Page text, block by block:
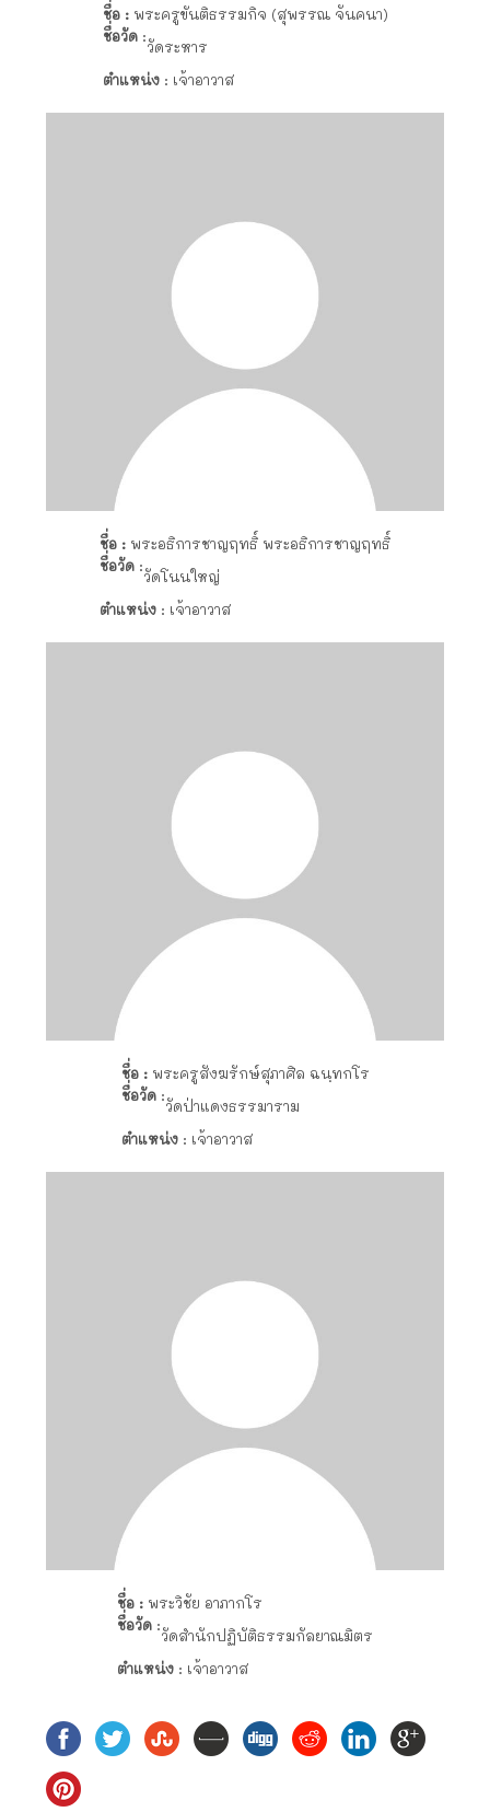
ชื่อ :พระครูขันติธรรมกิจ (สุพรรณ จันคนา)
ชื่อวัด:
วัดระหาร
ตำแหน่ง: เจ้าอาวาส
ชื่อ : พระอธิการชาญฤทธิ์ พระอธิการชาญฤทธิ์
ชื่อวัด :
วัดโนนใหญ่
ตำแหน่ง : เจ้าอาวาส
ชื่อ :พระครูสังฆรักษ์สุภาศิล ฉนฺทกโร
ชื่อวัด:
วัดป่าแดงธรรมาราม
ตำแหน่ง: เจ้าอาวาส
ชื่อ : พระวิชัย อาภากโร
ชื่อวัด :
วัดสำนักปฏิบัติธรรมกัลยาณมิตร
ตำแหน่ง : เจ้าอาวาส